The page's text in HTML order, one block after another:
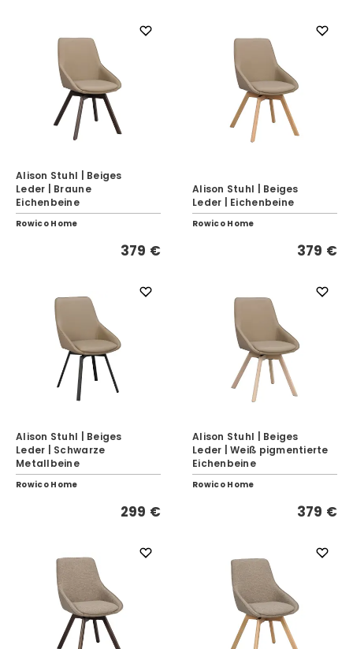
Alison Stuhl | Beiges
Leder | Braune
Eichenbeine
Rowico Home
379 €
Alison Stuhl | Beiges
Leder | Eichenbeine
Rowico Home
379 €
Alison Stuhl | Beiges
Leder | Schwarze
Metallbeine
Rowico Home
299 €
Alison Stuhl | Beiges
Leder | Weiß pigmentierte
Eichenbeine
Rowico Home
379 €